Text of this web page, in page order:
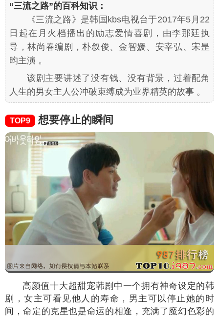
“三流之路”的百科知识：
《三流之路》是韩国kbs电视台于2017年5月22
日起在月火档播出的励志爱情喜剧，由李那廷执
导，林尚春编剧，朴叙俊、金智媛、安宰弘、宋昰
昀主演 。
该剧主要讲述了没有钱、没有背景，过着配角
人生的男女主人公冲破束缚成为业界精英的故事 。
TOP9 想要停止的瞬间
高颜值十大超甜宠韩剧中一个拥有神奇设定的韩
剧，女主可看见他人的寿命，男主可以停止她的时
间，命定的克星也是命运的相逢，充满了魔幻色彩的